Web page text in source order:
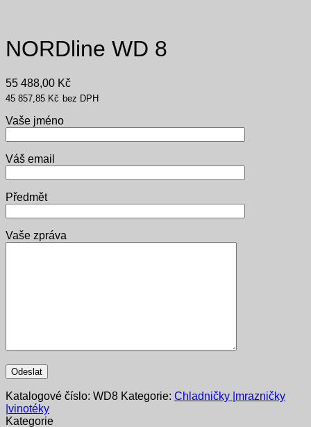
NORDline WD 8
55 488,00 Kč
45 857,85 Kč bez DPH
Vaše jméno
Váš email
Předmět
Vaše zpráva
Katalogové číslo: WD8 Kategorie: Chladničky |mrazničky
|vinotéky
Kategorie